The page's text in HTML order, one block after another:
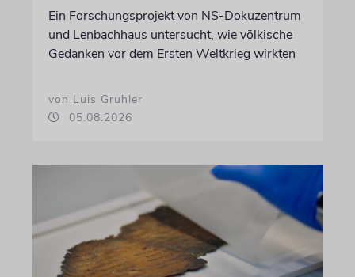
Ein Forschungsprojekt von NS-Dokuzentrum
und Lenbachhaus untersucht, wie völkische
Gedanken vor dem Ersten Weltkrieg wirkten
von Luis Gruhler
05.08.2026